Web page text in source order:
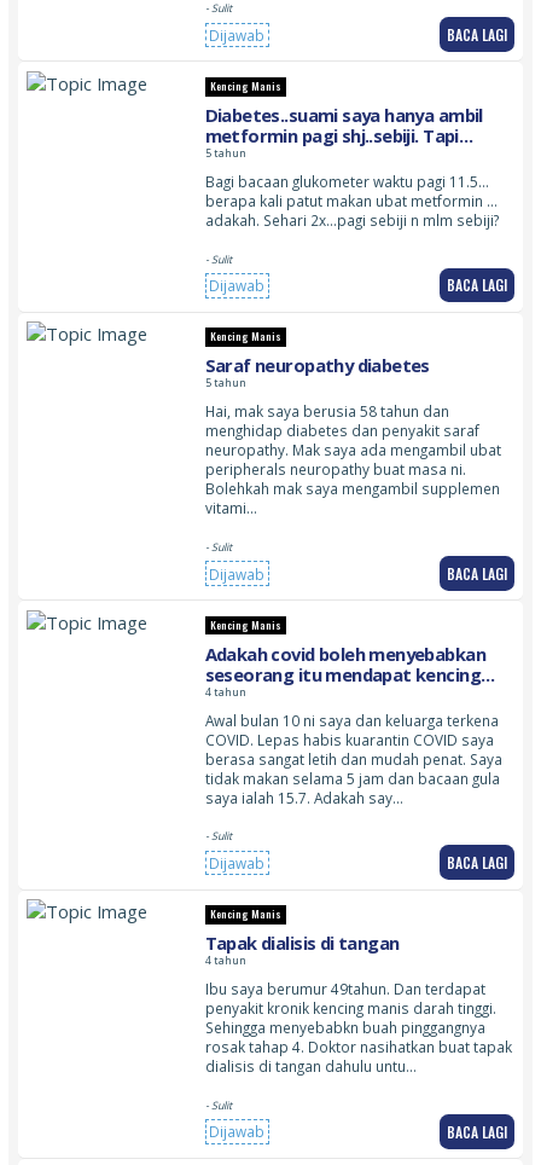
- Sulit
Dijawab BACA LAGI
Kencing Manis
Diabetes..suami saya hanya ambil
metformin pagi shj..sebiji. Tapi
bacaan gula masih belum turun .in
5 tahun
Bagi bacaan glukometer waktu pagi 11.5…
berapa kali patut makan ubat metformin …
adakah. Sehari 2x…pagi sebiji n mlm sebiji?
- Sulit
Dijawab BACA LAGI
Kencing Manis
Saraf neuropathy diabetes
5 tahun
Hai, mak saya berusia 58 tahun dan
menghidap diabetes dan penyakit saraf
neuropathy. Mak saya ada mengambil ubat
peripherals neuropathy buat masa ni.
Bolehkah mak saya mengambil supplemen
vitami…
- Sulit
Dijawab BACA LAGI
Kencing Manis
Adakah covid boleh menyebabkan
seseorang itu mendapat kencing
manis
4 tahun
Awal bulan 10 ni saya dan keluarga terkena
COVID. Lepas habis kuarantin COVID saya
berasa sangat letih dan mudah penat. Saya
tidak makan selama 5 jam dan bacaan gula
saya ialah 15.7. Adakah say…
- Sulit
Dijawab BACA LAGI
Kencing Manis
Tapak dialisis di tangan
4 tahun
Ibu saya berumur 49tahun. Dan terdapat
penyakit kronik kencing manis darah tinggi.
Sehingga menyebabkn buah pinggangnya
rosak tahap 4. Doktor nasihatkan buat tapak
dialisis di tangan dahulu untu…
- Sulit
Dijawab BACA LAGI